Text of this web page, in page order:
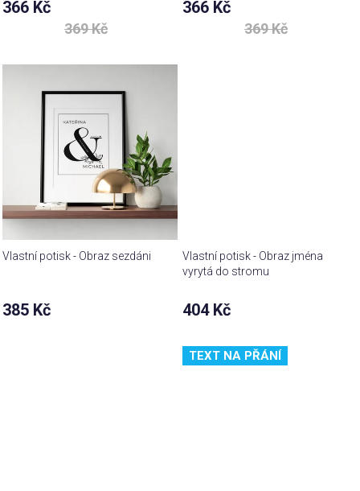
produktu
hvězdiček.
366 Kč
369 Kč
hodnocení
produktu
366 Kč
369 Kč
Vlastní potisk - Obraz sezdáni
385 Kč
Vlastní potisk - Obraz jména
vyrytá do stromu
404 Kč
TEXT NA PŘÁNÍ